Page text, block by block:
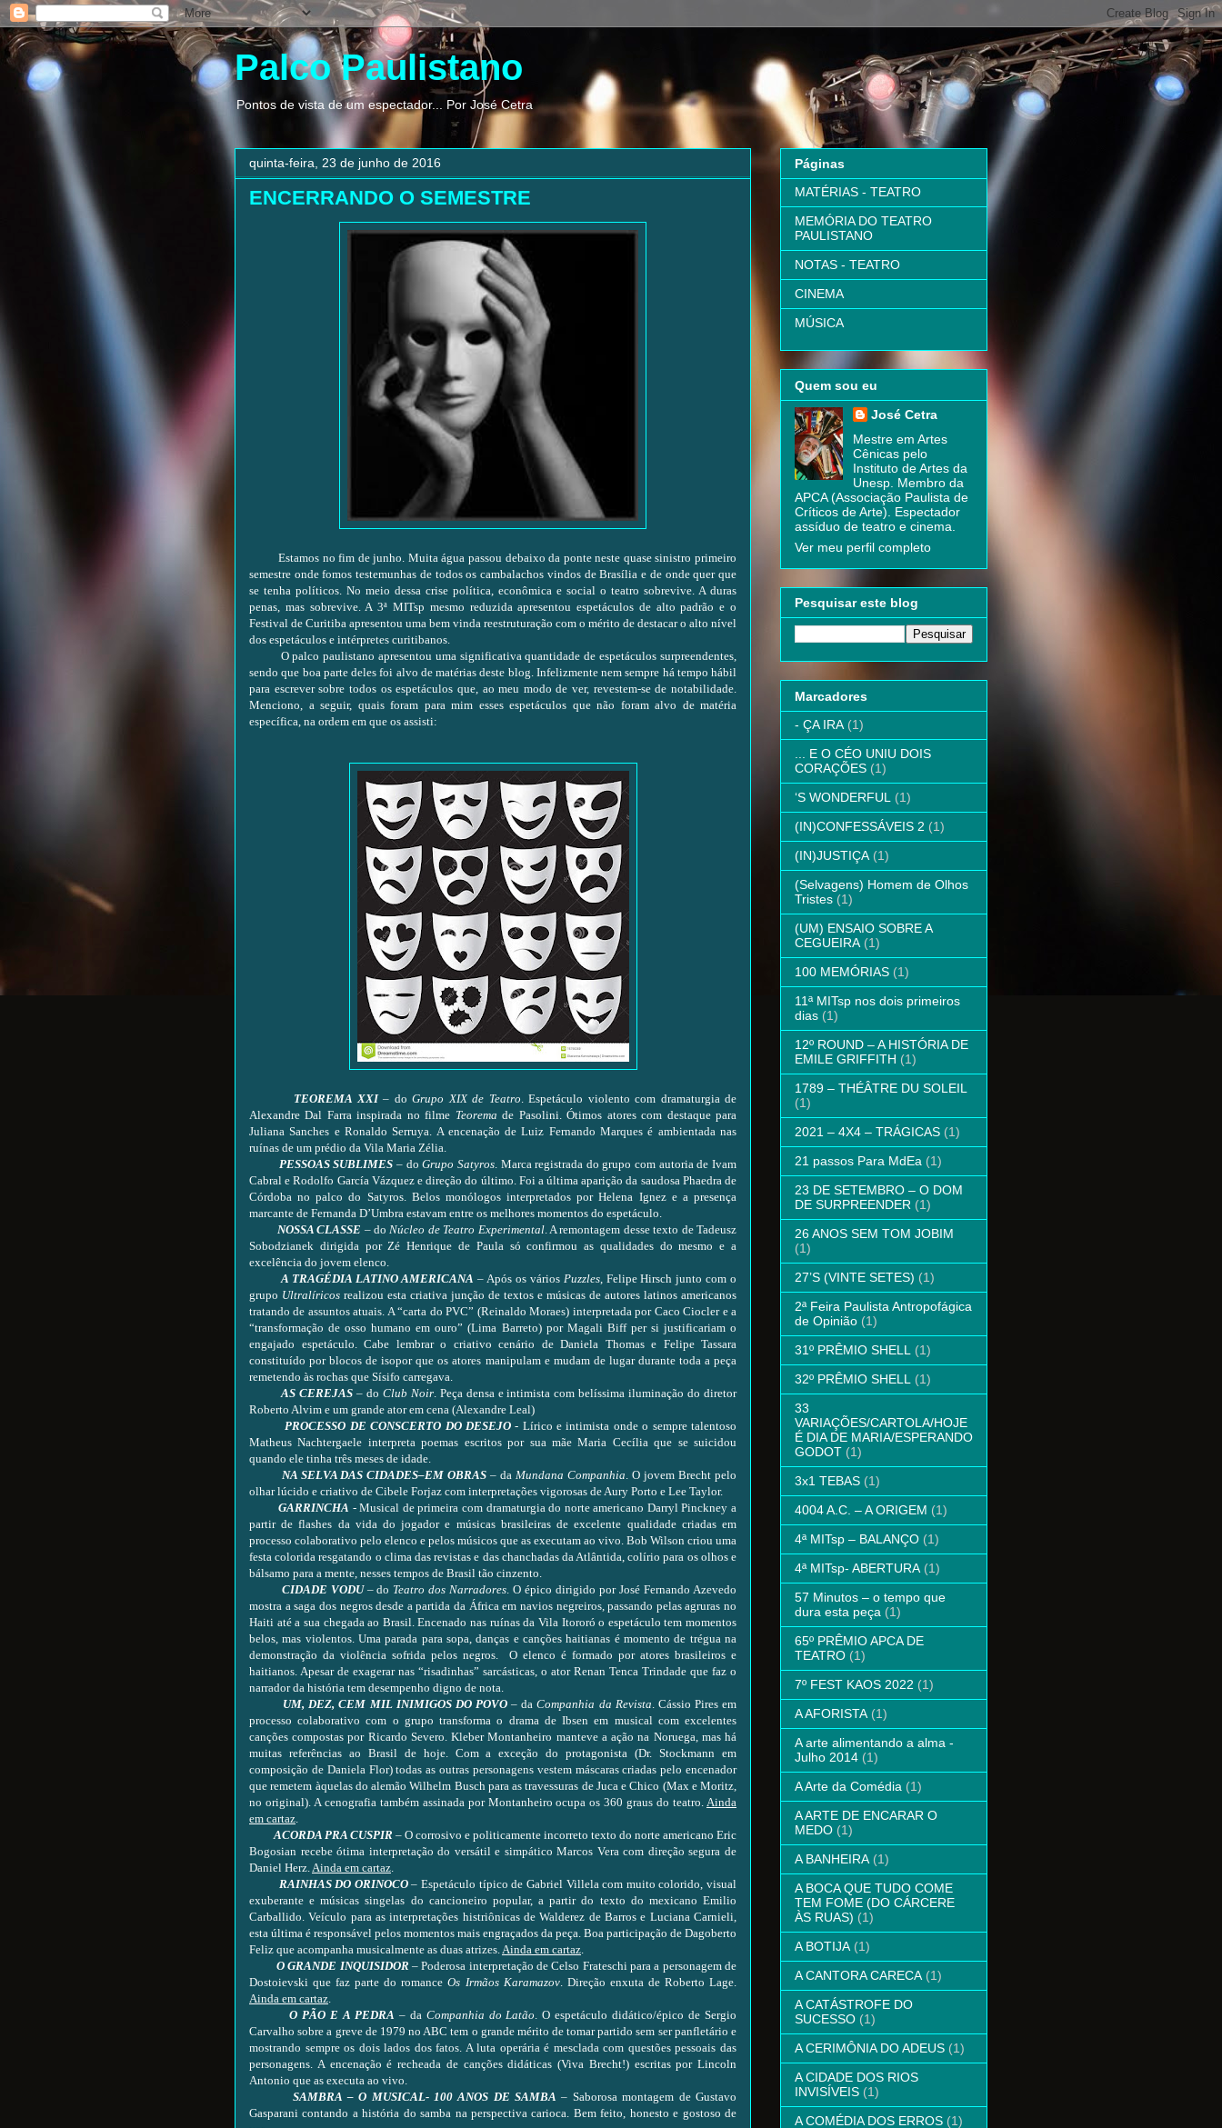
Palco Paulistano
Pontos de vista de um espectador... Por José Cetra
quinta-feira, 23 de junho de 2016
ENCERRANDO O SEMESTRE
Estamos no fim de junho. Muita água passou debaixo da ponte neste quase sinistro primeiro
semestre onde fomos testemunhas de todos os cambalachos vindos de Brasília e de onde quer que
se tenha políticos. No meio dessa crise política, econômica e social o teatro sobrevive. A duras
penas, mas sobrevive. A 3ª MITsp mesmo reduzida apresentou espetáculos de alto padrão e o
Festival de Curitiba apresentou uma bem vinda reestruturação com o mérito de destacar o alto nível
dos espetáculos e intérpretes curitibanos.
O palco paulistano apresentou uma significativa quantidade de espetáculos surpreendentes,
sendo que boa parte deles foi alvo de matérias deste blog. Infelizmente nem sempre há tempo hábil
para escrever sobre todos os espetáculos que, ao meu modo de ver, revestem-se de notabilidade.
Menciono, a seguir, quais foram para mim esses espetáculos que não foram alvo de matéria
específica, na ordem em que os assisti:
TEOREMA XXI– doGrupo XIX de Teatro. Espetáculo violento com dramaturgia de
Alexandre Dal Farra inspirada no filme Teoremade Pasolini. Ótimos atores com destaque para
Juliana Sanches e Ronaldo Serruya. A encenação de Luiz Fernando Marques é ambientada nas
ruínas de um prédio da Vila Maria Zélia.
PESSOAS SUBLIMES – doGrupo Satyros. Marca registrada do grupo com autoria de Ivam
Cabral e Rodolfo García Vázquez e direção do último. Foi a última aparição da saudosa Phaedra de
Córdoba no palco do Satyros. Belos monólogos interpretados por Helena Ignez e a presença
marcante de Fernanda D’Umbra estavam entre os melhores momentos do espetáculo.
NOSSA CLASSE – doNúcleo de Teatro Experimental. A remontagem desse texto de Tadeusz
Sobodzianek dirigida por Zé Henrique de Paula só confirmou as qualidades do mesmo e a
excelência do jovem elenco.
A TRAGÉDIA LATINO AMERICANA – Após os vários Puzzles, Felipe Hirsch junto com o
grupo Ultralíricos realizou esta criativa junção de textos e músicas de autores latinos americanos
tratando de assuntos atuais. A “carta do PVC” (Reinaldo Moraes) interpretada por Caco Ciocler e a
“transformação de osso humano em ouro” (Lima Barreto) por Magali Biff per si justificariam o
engajado espetáculo. Cabe lembrar o criativo cenário de Daniela Thomas e Felipe Tassara
constituído por blocos de isopor que os atores manipulam e mudam de lugar durante toda a peça
remetendo às rochas que Sísifo carregava.
AS CEREJAS – do Club Noir. Peça densa e intimista com belíssima iluminação do diretor
Roberto Alvim e um grande ator em cena (Alexandre Leal)
PROCESSO DE CONSCERTO DO DESEJO- Lírico e intimista onde o sempre talentoso
Matheus Nachtergaele interpreta poemas escritos por sua mãe Maria Cecília que se suicidou
quando ele tinha três meses de idade.
NA SELVA DAS CIDADES–EM OBRAS – daMundana Companhia. O jovem Brecht pelo
olhar lúcido e criativo de Cibele Forjaz com interpretações vigorosas de Aury Porto e Lee Taylor.
GARRINCHA - Musical de primeira com dramaturgia do norte americano Darryl Pinckney a
partir de flashes da vida do jogador e músicas brasileiras de excelente qualidade criadas em
processo colaborativo pelo elenco e pelos músicos que as executam ao vivo. Bob Wilson criou uma
festa colorida resgatando o clima das revistas e das chanchadas da Atlântida, colírio para os olhos e
bálsamo para a mente, nesses tempos de Brasil tão cinzento.
CIDADE VODU– do Teatro dos Narradores. O épico dirigido por José Fernando Azevedo
mostra a saga dos negros desde a partida da África em navios negreiros, passando pelas agruras no
Haiti até a sua chegada ao Brasil. Encenado nas ruínas da Vila Itororó o espetáculo tem momentos
belos, mas violentos. Uma parada para sopa, danças e canções haitianas é momento de trégua na
demonstração da violência sofrida pelos negros. O elenco é formado por atores brasileiros e
haitianos. Apesar de exagerar nas “risadinhas” sarcásticas, o ator Renan Tenca Trindade que faz o
narrador da história tem desempenho digno de nota.
UM, DEZ, CEM MIL INIMIGOS DO POVO– daCompanhia da Revista. Cássio Pires em
processo colaborativo com o grupo transforma o drama de Ibsen em musical com excelentes
canções compostas por Ricardo Severo. Kleber Montanheiro manteve a ação na Noruega, mas há
muitas referências ao Brasil de hoje. Com a exceção do protagonista (Dr. Stockmann em
composição de Daniela Flor) todas as outras personagens vestem máscaras criadas pelo encenador
que remetem àquelas do alemão Wilhelm Busch para as travessuras de Juca e Chico (Max e Moritz,
no original). A cenografia também assinada por Montanheiro ocupa os 360 graus do teatro. Ainda
em cartaz.
ACORDA PRA CUSPIR – O corrosivo e politicamente incorreto texto do norte americano Eric
Bogosian recebe ótima interpretação do versátil e simpático Marcos Vera com direção segura de
Daniel Herz.Ainda em cartaz.
RAINHAS DO ORINOCO– Espetáculo típico de Gabriel Villela com muito colorido, visual
exuberante e músicas singelas do cancioneiro popular, a partir do texto do mexicano Emilio
Carballido. Veículo para as interpretações histriônicas de Walderez de Barros e Luciana Carnieli,
esta última é responsável pelos momentos mais engraçados da peça. Boa participação de Dagoberto
Feliz que acompanha musicalmente as duas atrizes.Ainda em cartaz.
O GRANDE INQUISIDOR – Poderosa interpretação de Celso Frateschi para a personagem de
Dostoievski que faz parte do romanceOs Irmãos Karamazov. Direção enxuta de Roberto Lage.
Ainda em cartaz.
O PÃO E A PEDRA – da Companhia do Latão. O espetáculo didático/épico de Sergio
Carvalho sobre a greve de 1979 no ABC tem o grande mérito de tomar partido sem ser panfletário e
mostrando sempre os dois lados dos fatos. A luta operária é mesclada com questões pessoais das
personagens. A encenação é recheada de canções didáticas (Viva Brecht!) escritas por Lincoln
Antonio que as executa ao vivo.
SAMBRA – O MUSICAL- 100 ANOS DE SAMBA – Saborosa montagem de Gustavo
Gasparani contando a história do samba na perspectiva carioca. Bem feito, honesto e gostoso de
Páginas
MATÉRIAS - TEATRO
MEMÓRIA DO TEATRO
PAULISTANO
NOTAS - TEATRO
CINEMA
MÚSICA
Quem sou eu
José Cetra
Mestre em Artes
Cênicas pelo
Instituto de Artes da
Unesp. Membro da
APCA (Associação Paulista de
Críticos de Arte). Espectador
assíduo de teatro e cinema.
Ver meu perfil completo
Pesquisar este blog
Marcadores
- ÇA IRA (1)
... E O CÉO UNIU DOIS
CORAÇÕES (1)
‘S WONDERFUL
(1)
(IN)CONFESSÁVEIS 2 (1)
(IN)JUSTIÇA (1)
(Selvagens) Homem de Olhos
Tristes (1)
(UM) ENSAIO SOBRE A
CEGUEIRA (1)
100 MEMÓRIAS (1)
11ª MITsp nos dois primeiros
dias (1)
12º ROUND – A HISTÓRIA DE
EMILE GRIFFITH (1)
1789 – THÉÂTRE DU SOLEIL
(1)
2021 – 4X4 – TRÁGICAS (1)
21 passos Para MdEa (1)
23 DE SETEMBRO – O DOM
DE SURPREENDER (1)
26 ANOS SEM TOM JOBIM
(1)
27’S (VINTE SETES) (1)
2ª Feira Paulista Antropofágica
de Opinião (1)
31º PRÊMIO SHELL
(1)
32º PRÊMIO SHELL
(1)
33
VARIAÇÕES/CARTOLA/HOJE
É DIA DE MARIA/ESPERANDO
GODOT (1)
3x1 TEBAS (1)
4004 A.C. – A ORIGEM (1)
4ª MITsp – BALANÇO (1)
4ª MITsp- ABERTURA (1)
57 Minutos – o tempo que
dura esta peça (1)
65º PRÊMIO APCA DE
TEATRO (1)
7º FEST KAOS 2022 (1)
A AFORISTA (1)
A arte alimentando a alma -
Julho 2014 (1)
A Arte da Comédia (1)
A ARTE DE ENCARAR O
MEDO (1)
A BANHEIRA (1)
A BOCA QUE TUDO COME
TEM FOME (DO CÁRCERE
ÀS RUAS) (1)
A BOTIJA (1)
A CANTORA CARECA (1)
A CATÁSTROFE DO
SUCESSO (1)
A CERIMÔNIA DO ADEUS (1)
A CIDADE DOS RIOS
INVISÍVEIS (1)
A COMÉDIA DOS ERROS (1)